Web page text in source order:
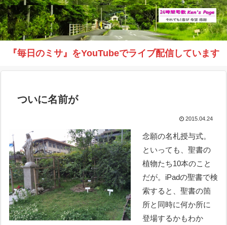
『毎日のミサ』をYouTubeでライブ配信しています
ついに名前が
2015.04.24
念願の名札授与式。
といっても、聖書の
植物たち10本のこと
だが。iPadの聖書で検
索すると、聖書の箇
所と同時に何か所に
登場するかもわか